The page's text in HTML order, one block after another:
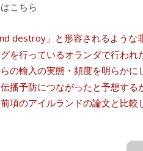
こちら
destroy」と形容されるような
を行っているオランダで行わ
の輸入の実態・頻度を明らか
播予防につながったと予想す
項のアイルランドの論文と比較